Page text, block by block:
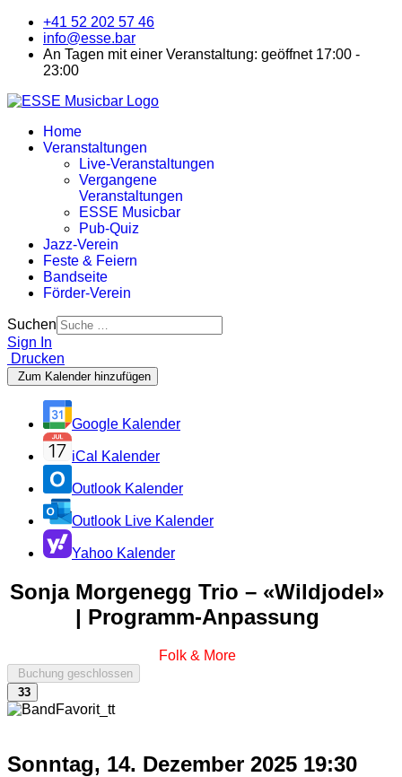
+41 52 202 57 46
info@esse.bar
An Tagen mit einer Veranstaltung: geöffnet 17:00 -
23:00
Home
Veranstaltungen
Live-Veranstaltungen
Vergangene
Veranstaltungen
ESSE Musicbar
Pub-Quiz
Jazz-Verein
Feste & Feiern
Bandseite
Förder-Verein
Suchen
Sign In
Drucken
Zum Kalender hinzufügen
Google Kalender
iCal Kalender
Outlook Kalender
Outlook Live Kalender
Yahoo Kalender
Sonja Morgenegg Trio – «Wildjodel»
| Programm-Anpassung
Folk & More
Buchung geschlossen
33
Sonntag, 14. Dezember 2025 19:30